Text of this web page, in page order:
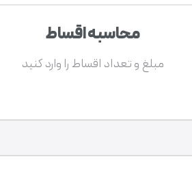
محاسبه اقساط
مبلغ و تعداد اقساط را وارد کنید